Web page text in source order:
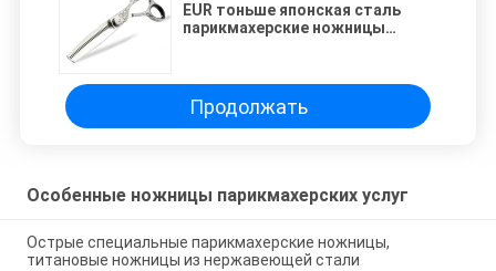
EUR тоньше японская сталь
парикмахерские ножницы
Продолжать
Особенные ножницы парикмахерских услуг
Острые специальные парикмахерские ножницы,
титановые ножницы из нержавеющей стали